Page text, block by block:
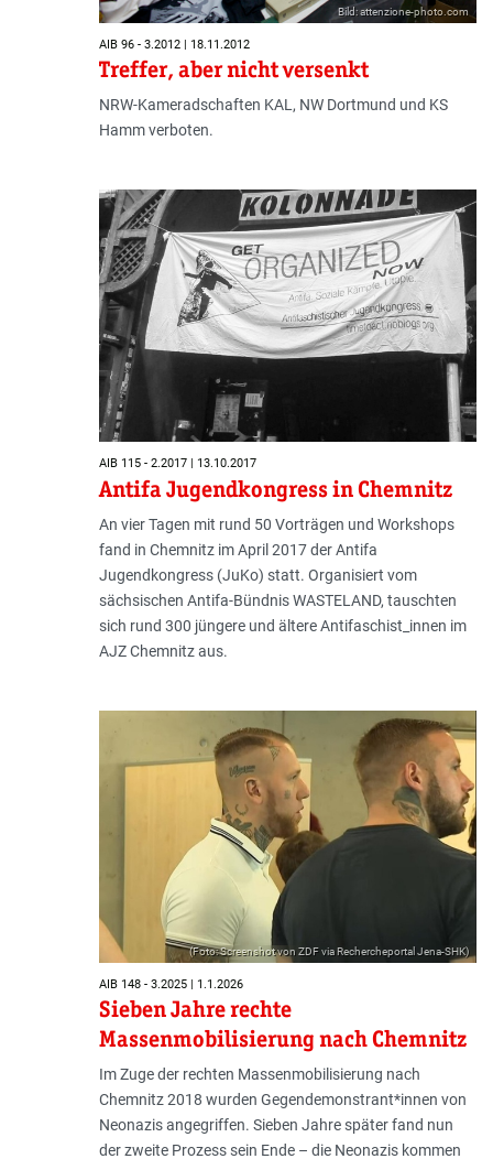
Bild: attenzione-photo.com
AIB 96 - 3.2012 | 18.11.2012
Treffer, aber nicht versenkt
NRW-Kameradschaften KAL, NW Dortmund und KS
Hamm verboten.
AIB 115 - 2.2017 | 13.10.2017
Antifa Jugendkongress in Chemnitz
An vier Tagen mit rund 50 Vorträgen und Workshops
fand in Chemnitz im April 2017 der Antifa
Jugendkongress (JuKo) statt. Organisiert vom
sächsischen Antifa-Bündnis WASTELAND, tauschten
sich rund 300 jüngere und ältere Antifaschist_innen im
AJZ Chemnitz aus.
(Foto: Screenshot von ZDF via Rechercheportal Jena-SHK)
AIB 148 - 3.2025 | 1.1.2026
Sieben Jahre rechte
Massenmobilisierung nach Chemnitz
Im Zuge der rechten Massenmobilisierung nach
Chemnitz 2018 wurden Gegendemonstrant*innen von
Neonazis angegriffen. Sieben Jahre später fand nun
der zweite Prozess sein Ende – die Neonazis kommen